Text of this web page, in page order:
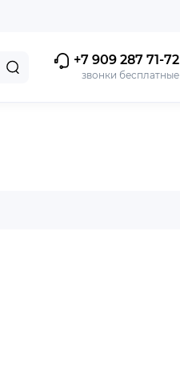
+7 909 287 71-72
звонки бесплатные